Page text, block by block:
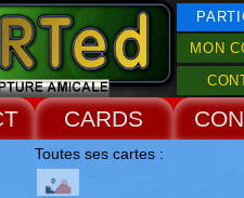
MON
CARDS
Toutes ses cartes :